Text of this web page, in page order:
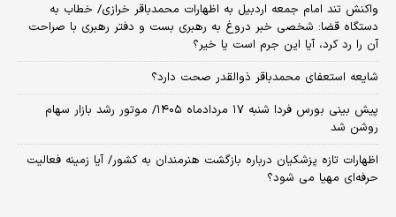
واکنش تند امام جمعه اردبیل به اظهارات محمدباقر خرازی/ خطاب به
دستگاه قضا: شخصی خبر دروغ به رهبری بست و دفتر رهبری با صراحت
آن را رد کرد، آیا این جرم است یا خیر؟
شایعه استعفای محمدباقر ذوالقدر صحت دارد؟
پیش بینی بورس فردا شنبه ۱۷ مردادماه ۱۴۰۵/ موتور رشد بازار سهام
روشن شد
اظهارات تازه پزشکیان درباره بازگشت هنرمندان به کشور/ آیا زمینه فعالیت
حرفه‌ای مهیا می شود؟